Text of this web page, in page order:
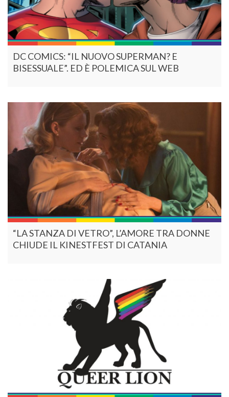
DC COMICS: “IL NUOVO SUPERMAN? E
BISESSUALE”. ED È POLEMICA SUL WEB
“LA STANZA DI VETRO”, L’AMORE TRA DONNE
CHIUDE IL KINESTFEST DI CATANIA